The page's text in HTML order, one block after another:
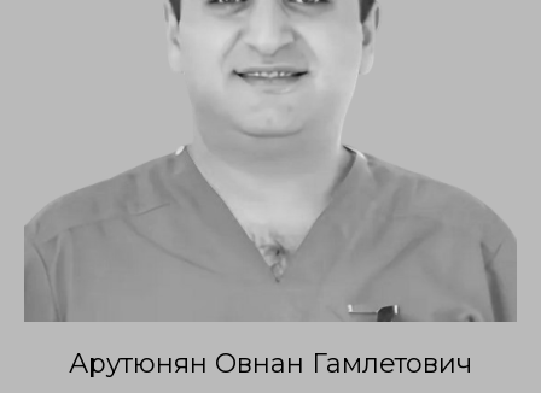
Арутюнян Овнан Гамлетович